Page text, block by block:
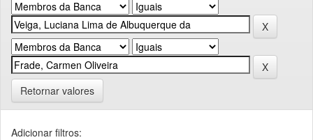
Retornar valores
Adicionar filtros: